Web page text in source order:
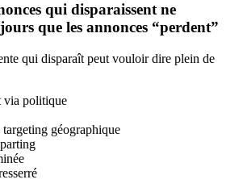
qui disparaissent ne
que les annonces “perdent”
qui disparaît peut vouloir dire plein de
via politique
géographique